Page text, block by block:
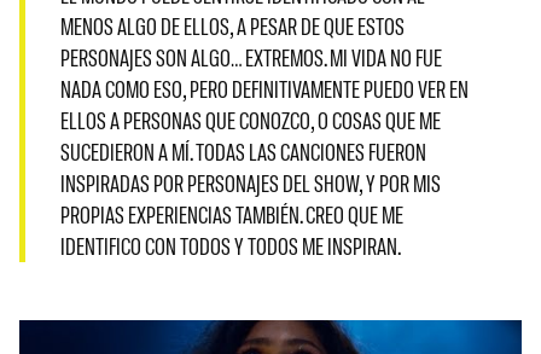
MENOS ALGO DE ELLOS, A PESAR DE QUE ESTOS
PERSONAJES SON ALGO… EXTREMOS. MI VIDA NO FUE
NADA COMO ESO, PERO DEFINITIVAMENTE PUEDO VER EN
ELLOS A PERSONAS QUE CONOZCO, O COSAS QUE ME
SUCEDIERON A MÍ.TODAS LAS CANCIONES FUERON
INSPIRADAS POR PERSONAJES DEL SHOW, Y POR MIS
PROPIAS EXPERIENCIAS TAMBIÉN. CREO QUE ME
IDENTIFICO CON TODOS Y TODOS ME INSPIRAN.